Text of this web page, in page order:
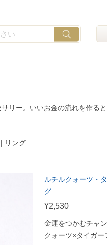
リー。いいお金の流れを作る
| リング
ルチルクォーツ・
グ
¥2,530
金運をつかむチャ
クォーツ×タイガー